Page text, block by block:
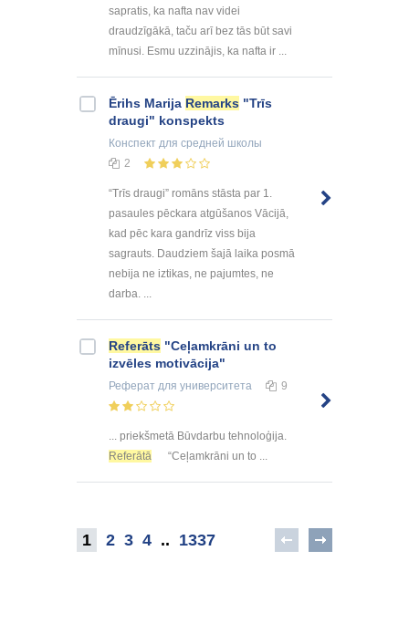
sapratis, ka nafta nav videi
draudzīgākā, taču arī bez tās būt savi
mīnusi. Esmu uzzinājis, ka nafta ir ...
Ērihs Marija Remarks "Trīs
draugi" konspekts
Конспект для средней школы
2
“Trīs draugi” romāns stāsta par 1.
pasaules pēckara atgūšanos Vācijā,
kad pēc kara gandrīz viss bija
sagrauts. Daudziem šajā laika posmā
nebija ne iztikas, ne pajumtes, ne
darba. ...
Referāts "Ceļamkrāni un to
izvēles motivācija"
Реферат для университета 9
... priekšmetā Būvdarbu tehnoloģija.
Referātā
“Ceļamkrāni un to ...
1 2 3 4 .. 1337